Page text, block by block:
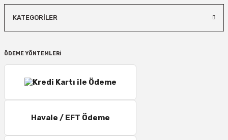
KATEGORİLER
ÖDEME YÖNTEMLERİ
Havale / EFT Ödeme